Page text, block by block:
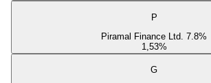
P
Piramal Finance Ltd. 7.8%
1,53%
G